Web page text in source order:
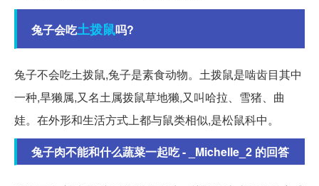
兔子会吃土拨鼠吗?
兔子不会吃土拨鼠,兔子是素食动物。土拨鼠是啮齿目其中
一种,旱獭属,又名土属拨鼠草地獭,又叫哈拉、雪猪、曲
娃。在外形和生活方式上都与鼠类相似,是松鼠科中。
兔子肉不能和什么蔬菜一起吃 - _Michelle_2 的回答